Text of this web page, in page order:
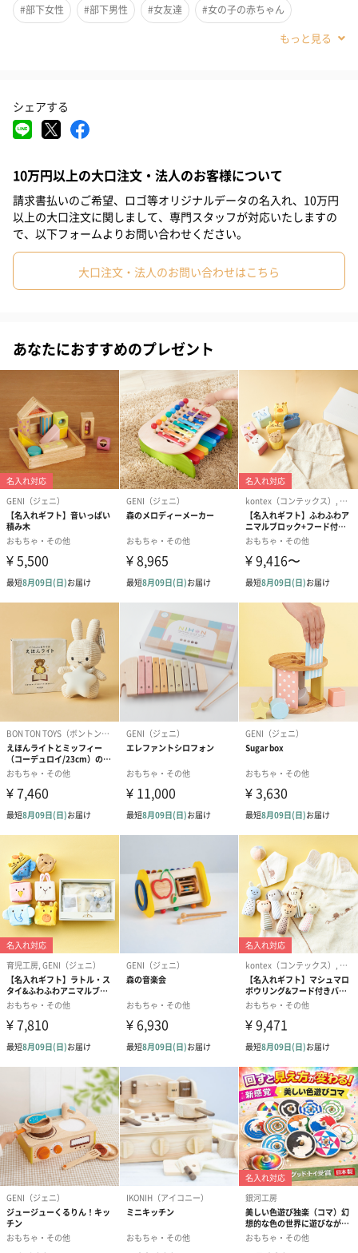
1950年代から新米ママたちの遊具選びの悩みを解決してきた、赤
してどんな赤ちゃんにも喜ばれます。
お手入れ方法
※汚れた場合は固く絞ったタオルで拭き、よく乾燥させてくださ
い。
※ウェットティッシュやおしりふきなどのご使用はお控えくださ
い。
【アンビ・トーイ（ガルト社）】
1968年にオランダで設立された【アンビ・トーイ】は、時代や国
境を越えて赤ちゃんに使ってほしいモダンデザインの傑作ベビー
遊具ブランドです。
生まれてからの24ヶ月間は、一生の中でもっとも大きな成長を遂
げる大切なとき。
赤ちゃんの月齢、その時期の特徴的な行動をもとに発達段階にあ
ったぴったりの機能を持たせることで、おもちゃ選びで悩む親子
に寄り添うようにあそびのヒントを与えてくれます。
赤ちゃんとパパママへ。おめでとうを伝える贈り物。
ご出産祝いに、赤ちゃんとパパママに寄り添ったおもちゃを贈り
ませんか？
どんなおもちゃが楽しめるのか、今ベストなおもちゃはどんなも
のか、悩むママとパパはたくさんいます。
商品詳細情報
商品サイズ
(パッケージ
込み)
長さ360mm×幅130mm×高さ300mm
商品重量(パ
ッケージ込
み)
直方体化粧箱
製造国
中国
素材
ABS、EVA
商品オプション情報
#部下女性 #部下男性 #女友達 #女の子の赤ちゃん
#女性
#40代
シェアする
10万円以上の大口注文・法人のお客様について
請求書払いのご希望、ロゴ等オリジナルデータの名入れ、10万円
以上の大口注文に関しまして、専門スタッフが対応いたしますの
で、以下フォームよりお問い合わせください。
大口注文・法人のお問い合わせはこちら
あなたにおすすめのプレゼント